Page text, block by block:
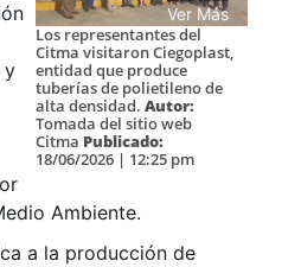
Ver Más
Los representantes del
Citma visitaron Ciegoplast,
entidad que produce
tuberías de polietileno de
alta densidad. Autor:
Tomada del sitio web
Citma Publicado:
18/06/2026 | 12:25 pm
y
Ambiente.
a la producción de